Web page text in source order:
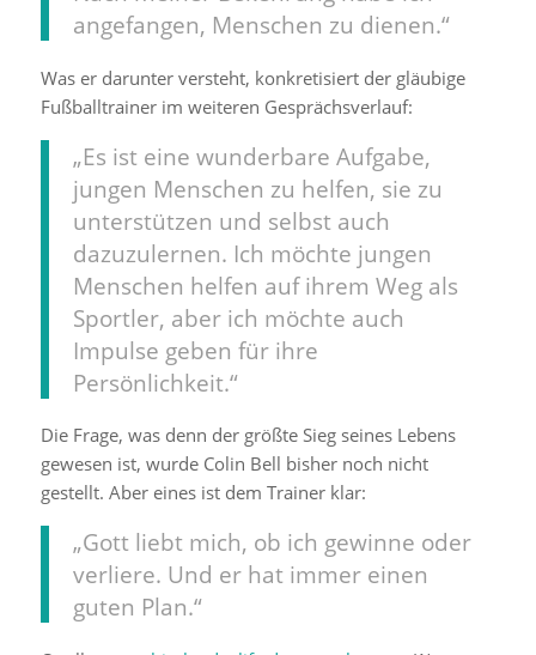
angefangen, Menschen zu dienen.“
Was er darunter versteht, konkretisiert der gläubige
Fußballtrainer im weiteren Gesprächsverlauf:
„Es ist eine wunderbare Aufgabe,
jungen Menschen zu helfen, sie zu
unterstützen und selbst auch
dazuzulernen. Ich möchte jungen
Menschen helfen auf ihrem Weg als
Sportler, aber ich möchte auch
Impulse geben für ihre
Persönlichkeit.“
Die Frage, was denn der größte Sieg seines Lebens
gewesen ist, wurde Colin Bell bisher noch nicht
gestellt. Aber eines ist dem Trainer klar:
„Gott liebt mich, ob ich gewinne oder
verliere. Und er hat immer einen
guten Plan.“